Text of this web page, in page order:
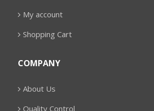
My account
Shopping Cart
COMPANY
About Us
Quality Control